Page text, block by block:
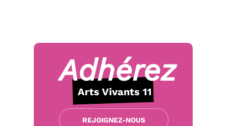
Adhérez
Arts Vivants 11
REJOIGNEZ-NOUS